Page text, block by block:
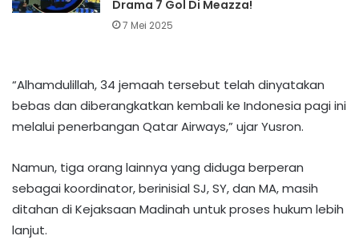
Drama 7 Gol Di Meazza!
7 Mei 2025
“Alhamdulillah, 34 jemaah tersebut telah dinyatakan
bebas dan diberangkatkan kembali ke Indonesia pagi ini
melalui penerbangan Qatar Airways,” ujar Yusron.
Namun, tiga orang lainnya yang diduga berperan
sebagai koordinator, berinisial SJ, SY, dan MA, masih
ditahan di Kejaksaan Madinah untuk proses hukum lebih
lanjut.